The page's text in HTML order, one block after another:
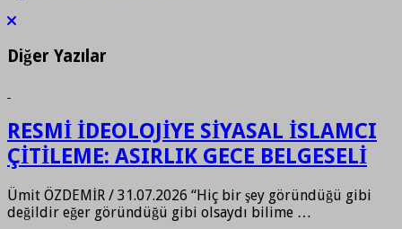
Diğer Yazılar
RESMİ İDEOLOJİYE SİYASAL İSLAMCI
ÇİTİLEME: ASIRLIK GECE BELGESELİ
Ümit ÖZDEMİR / 31.07.2026 “Hiç bir şey göründüğü gibi
değildir eğer göründüğü gibi olsaydı bilime …